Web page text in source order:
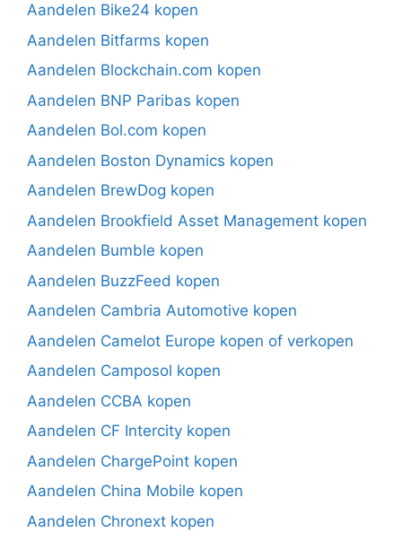
Aandelen Bike24 kopen
Aandelen Bitfarms kopen
Aandelen Blockchain.com kopen
Aandelen BNP Paribas kopen
Aandelen Bol.com kopen
Aandelen Boston Dynamics kopen
Aandelen BrewDog kopen
Aandelen Brookfield Asset Management kopen
Aandelen Bumble kopen
Aandelen BuzzFeed kopen
Aandelen Cambria Automotive kopen
Aandelen Camelot Europe kopen of verkopen
Aandelen Camposol kopen
Aandelen CCBA kopen
Aandelen CF Intercity kopen
Aandelen ChargePoint kopen
Aandelen China Mobile kopen
Aandelen Chronext kopen